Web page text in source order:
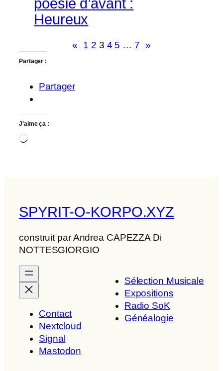
poésie d’avant :
Heureux
« 1 2 3 4 5 … 7 »
Partager :
Partager
J’aime ça :
Chargement…
SPYRIT-O-KORPO.XYZ
construit par Andrea CAPEZZA Di
NOTTESGIORGIO
Contact
Nextcloud
Signal
Mastodon
Sélection Musicale
Expositions
Radio SoK
Généalogie